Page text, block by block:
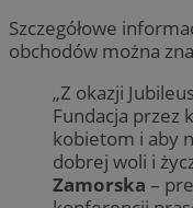
Szczegółowe
obchodów można
„Z okazji
Fundacja przez
kobietom i aby
dobrej woli i
Zamorska –